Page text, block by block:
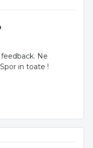
Ne
in toate !